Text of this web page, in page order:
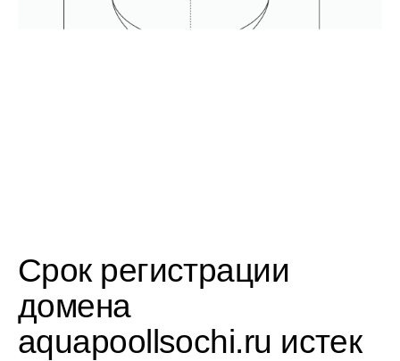
Срок регистрации
домена
aquapoollsochi.ru истек